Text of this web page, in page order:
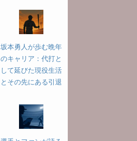
坂本勇人が歩む晩年
のキャリア：代打と
して延びた現役生活
とその先にある引退